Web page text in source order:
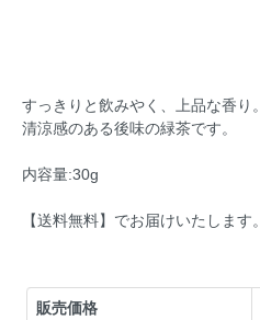
すっきりと飲みやく、上品な香り。
清涼感のある後味の緑茶です。
内容量:30g
【送料無料】でお届けいたします。
販売価格